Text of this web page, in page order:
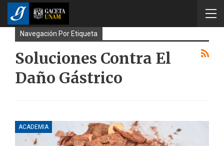
Navegación Por Etiqueta
Soluciones Contra El
Daño Gástrico
ACADEMIA